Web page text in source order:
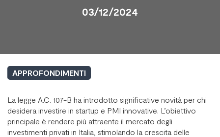
03/12/2024
APPROFONDIMENTI
La legge A.C. 107-B ha introdotto significative novità per chi
desidera investire in startup e PMI innovative. L’obiettivo
principale è rendere più attraente il mercato degli
investimenti privati in Italia, stimolando la crescita delle